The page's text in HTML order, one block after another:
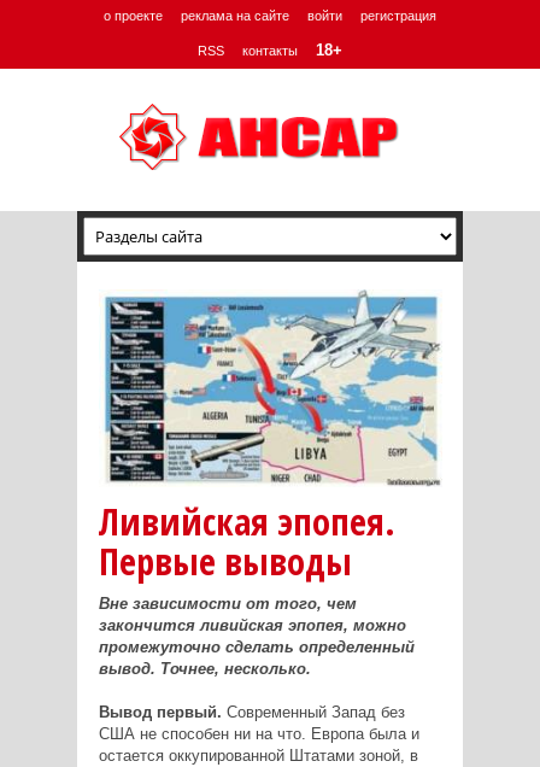
о проекте реклама на сайте войти регистрация
RSS контакты 18+
Ливийская эпопея.
Первые выводы
Вне зависимости от того, чем
закончится ливийская эпопея, можно
промежуточно сделать определенный
вывод. Точнее, несколько.
Вывод первый. Современный Запад без
США не способен ни на что. Европа была и
остается оккупированной Штатами зоной, в